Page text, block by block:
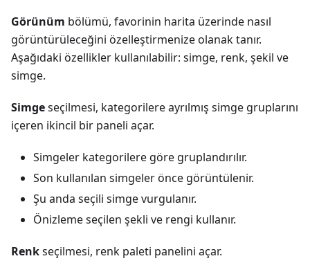
Görünüm bölümü, favorinin harita üzerinde nasıl
görüntürüleceğini özelleştirmenize olanak tanır.
Aşağıdaki özellikler kullanılabilir: simge, renk, şekil ve
simge.
Simgeseçilmesi, kategorilere ayrılmış simge gruplarını
içeren ikincil bir paneli açar.
Simgeler kategorilere göre gruplandırılır.
Son kullanılan simgeler önce görüntülenir.
Şu anda seçili simge vurgulanır.
Önizleme seçilen şekli ve rengi kullanır.
Renkseçilmesi, renk paleti panelini açar.